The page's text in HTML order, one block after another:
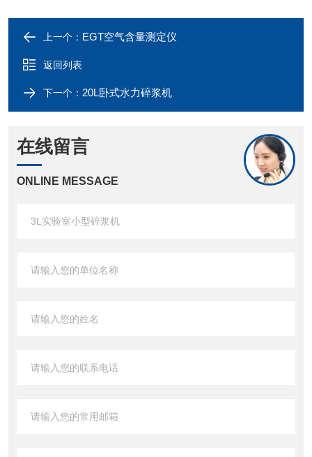
上一个： EGT空气含量测定仪
返回列表
下一个： 20L卧式水力碎浆机
在线留言
ONLINE MESSAGE